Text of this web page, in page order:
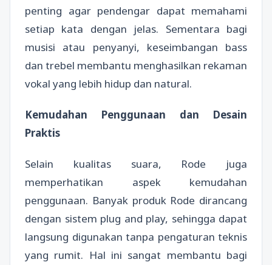
penting agar pendengar dapat memahami
setiap kata dengan jelas. Sementara bagi
musisi atau penyanyi, keseimbangan bass
dan trebel membantu menghasilkan rekaman
vokal yang lebih hidup dan natural.
Kemudahan Penggunaan dan Desain
Praktis
Selain kualitas suara, Rode juga
memperhatikan aspek kemudahan
penggunaan. Banyak produk Rode dirancang
dengan sistem plug and play, sehingga dapat
langsung digunakan tanpa pengaturan teknis
yang rumit. Hal ini sangat membantu bagi